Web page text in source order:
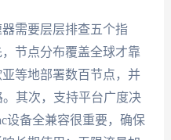
需要层层排查五个指
节点分布覆盖全球才靠
等地部署数百节点，并
其次，支持平台广度决
设备全兼容很重要，确保